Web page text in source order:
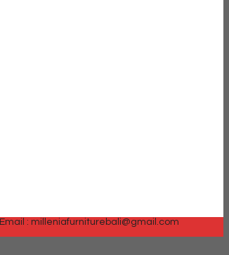
Email : milleniafurniturebali@gmail.com